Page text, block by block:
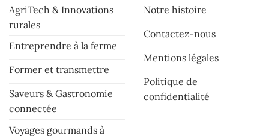
AgriTech & Innovations
rurales
Entreprendre à la ferme
Former et transmettre
Saveurs & Gastronomie
connectée
Voyages gourmands à
Notre histoire
Contactez-nous
Mentions légales
Politique de
confidentialité